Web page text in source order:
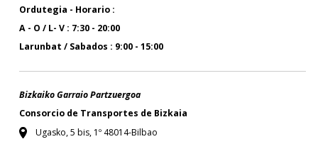
Ordutegia - Horario :
A - O / L- V : 7:30 - 20:00
Larunbat / Sabados : 9:00 - 15:00
Bizkaiko Garraio Partzuergoa
Consorcio de Transportes de Bizkaia
Ugasko, 5 bis, 1º 48014-Bilbao